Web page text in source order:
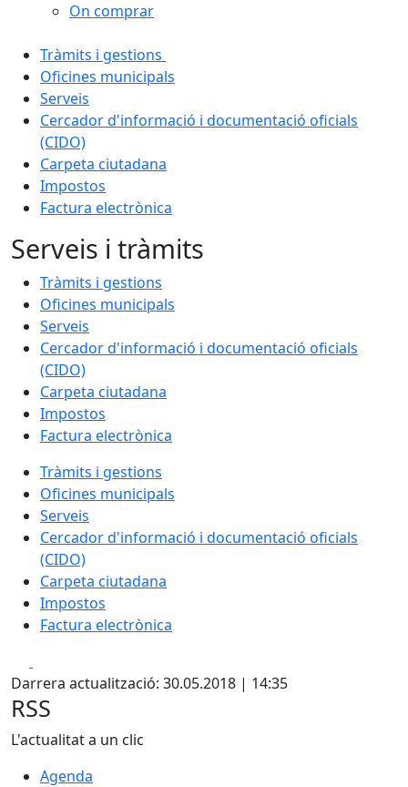
On comprar
Tràmits i gestions
Oficines municipals
Serveis
Cercador d'informació i documentació oficials
(CIDO)
Carpeta ciutadana
Impostos
Factura electrònica
Serveis i tràmits
Tràmits i gestions
Oficines municipals
Serveis
Cercador d'informació i documentació oficials
(CIDO)
Carpeta ciutadana
Impostos
Factura electrònica
Tràmits i gestions
Oficines municipals
Serveis
Cercador d'informació i documentació oficials
(CIDO)
Carpeta ciutadana
Impostos
Factura electrònica
Darrera actualització: 30.05.2018 | 14:35
RSS
L'actualitat a un clic
Agenda